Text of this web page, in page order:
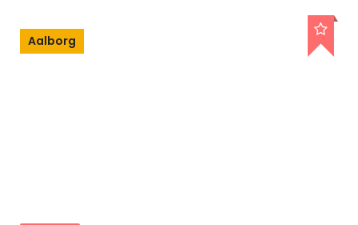
Aalborg